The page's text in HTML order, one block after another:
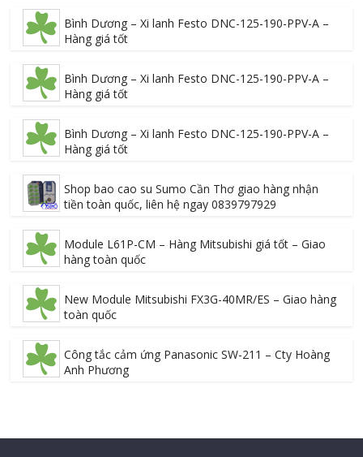
Bình Dương – Xi lanh Festo DNC-125-190-PPV-A –
Hàng giá tốt
Bình Dương – Xi lanh Festo DNC-125-190-PPV-A –
Hàng giá tốt
Bình Dương – Xi lanh Festo DNC-125-190-PPV-A –
Hàng giá tốt
Shop bao cao su Sumo Cần Thơ giao hàng nhận
tiền toàn quốc, liên hệ ngay 0839797929
Module L61P-CM – Hàng Mitsubishi giá tốt – Giao
hàng toàn quốc
New Module Mitsubishi FX3G-40MR/ES – Giao hàng
toàn quốc
Công tắc cảm ứng Panasonic SW-211 – Cty Hoàng
Anh Phương